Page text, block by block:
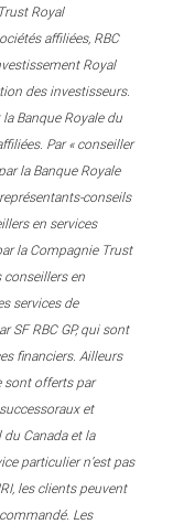
Royal
affiliées, RBC
Royal
des investisseurs.
la Banque Royale du
Par « conseiller
la Banque Royale
conseils
en services
la Compagnie Trust
conseillers en
services de
SF RBC GP, qui sont
financiers. Ailleurs
sont offerts par
et
Canada et la
particulier n’est pas
les clients peuvent
Les